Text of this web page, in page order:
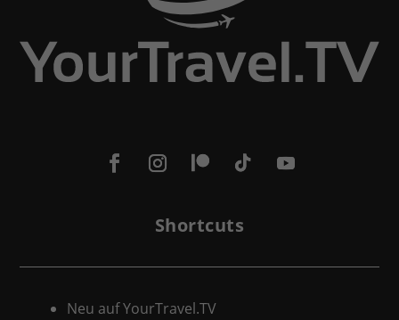
Shortcuts
Neu auf YourTravel.TV